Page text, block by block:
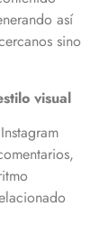
así
sino
visual